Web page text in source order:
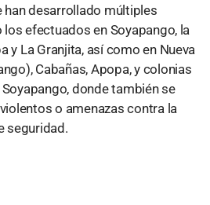
han desarrollado múltiples
efectuados en Soyapango, la
y La Granjita, así como en Nueva
Cabañas, Apopa, y colonias
donde también se
o amenazas contra la
seguridad.